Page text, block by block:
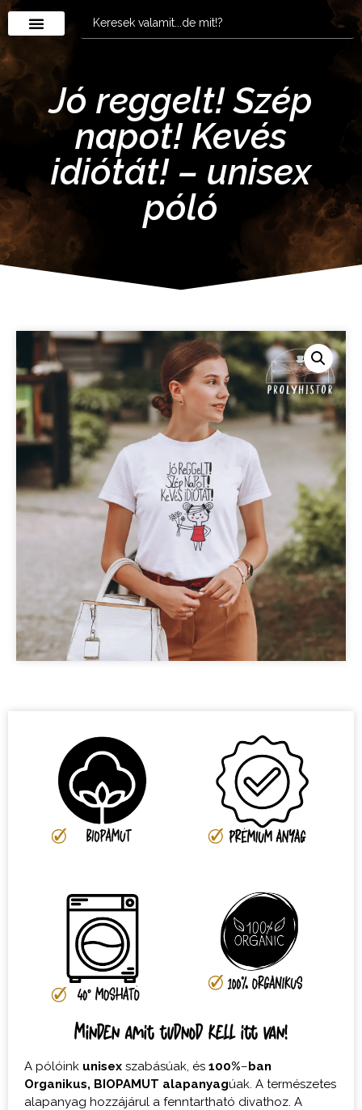
Jó reggelt! Szép
napot! Kevés
idiótát! – unisex
póló
Minden amit tudnod kell itt van!
A pólóink unisex szabásúak, és 100%–ban
Organikus, BIOPAMUT alapanyagúak. A természetes
alapanyag hozzájárul a fenntartható divathoz. A